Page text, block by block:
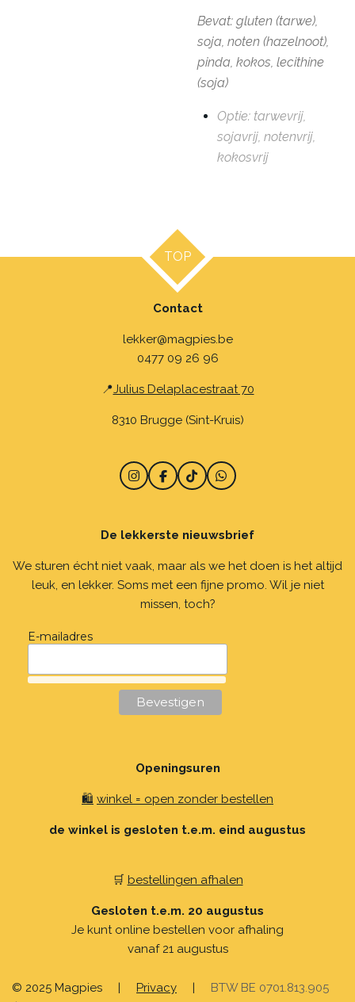
Bevat: gluten (tarwe),
soja, noten (hazelnoot),
pinda, kokos, lecithine
(soja)
Optie: tarwevrij,
sojavrij, notenvrij,
kokosvrij
TOP
Contact
lekker@magpies.be
0477 09 26 96
📍Julius Delaplacestraat 70
8310 Brugge (Sint-Kruis)
I
n
a
r
m
F
a
b
o
T
i
o
W
h
s
p
De lekkerste nieuwsbrief
We sturen écht niet vaak, maar als we het doen is het altijd
leuk, en lekker. Soms met een fijne promo. Wil je niet
missen, toch?
E-mailadres
Openingsuren
🛍️ winkel = open zonder bestellen
de winkel is gesloten t.e.m. eind augustus
🛒 bestellingen afhalen
Gesloten t.e.m. 20 augustus
Je kunt online bestellen voor afhaling
vanaf 21 augustus
© 2025 Magpies | Privacy | BTW BE 0701.813.905